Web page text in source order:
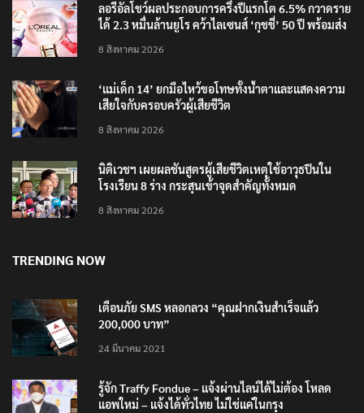
ลอรีอัลโชว์ผลประกอบการครึ่งปีแรกโต 6.5% กวาดราย
ได้ 2.3 หมื่นล้านยูโร คว้าไลเซนส์ ‘กุชชี่’ 50 ปี พร้อมส่ง
8 สิงหาคม 2026
‘แม่เด็ก 14’ ยกมือไหว้ขอโทษทั้งน้ำตาและแสดงความ
เสียใจกับครอบครัวผู้เสียชีวิต
8 สิงหาคม 2026
นิติเวชฯ เผยผลชันสูตรผู้เสียชีวิตเหตุใช้อาวุธปืนใน
โรงเรียน 8 ร่าง กระสุนเข้าจุดสำคัญทั้งหมด
8 สิงหาคม 2026
TRENDING NOW
เตือนภัย SMS หลอกลวง “คุณฝากเงินสำเร็จแล้ว
200,000 บาท”
24 มีนาคม 2021
รู้จัก Traffy Fondue – แจ้งผ่านไลน์ได้ไม่ต้อง โหลด
แอพใหม่ – แจ้งได้ทั่วไทย ไม่ใช่แค่ในกรุง